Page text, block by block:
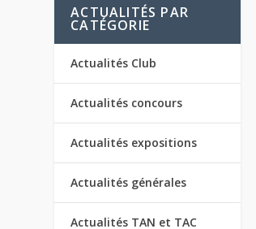
ACTUALITÉS PAR
CATÉGORIE
Actualités Club
Actualités concours
Actualités expositions
Actualités générales
Actualités TAN et TAC